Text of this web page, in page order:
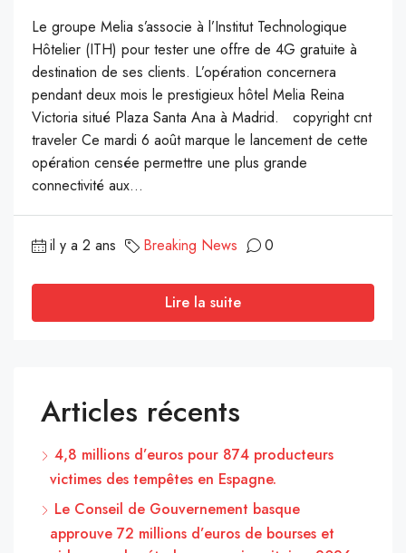
Le groupe Melia s’associe à l’Institut Technologique
Hôtelier (ITH) pour tester une offre de 4G gratuite à
destination de ses clients. L’opération concernera
pendant deux mois le prestigieux hôtel Melia Reina
Victoria situé Plaza Santa Ana à Madrid. copyright cnt
traveler Ce mardi 6 août marque le lancement de cette
opération censée permettre une plus grande
connectivité aux...
il y a 2 ans Breaking News 0
Lire la suite
Articles récents
4,8 millions d’euros pour 874 producteurs
victimes des tempêtes en Espagne.
Le Conseil de Gouvernement basque
approuve 72 millions d’euros de bourses et